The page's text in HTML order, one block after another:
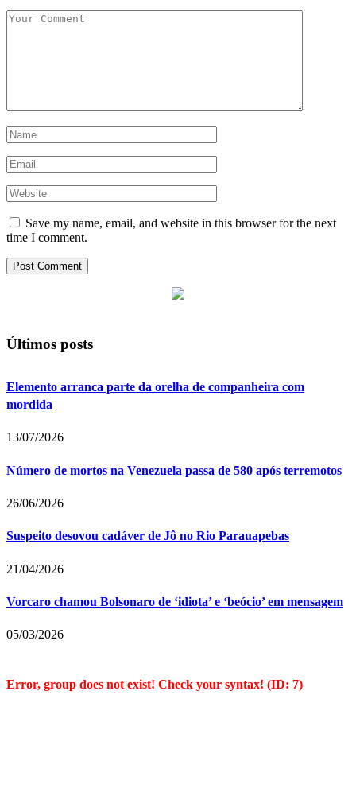
Save my name, email, and website in this browser for the next
time I comment.
Últimos posts
Elemento arranca parte da orelha de companheira com
mordida
13/07/2026
Número de mortos na Venezuela passa de 580 após terremotos
26/06/2026
Suspeito desovou cadáver de Jô no Rio Parauapebas
21/04/2026
Vorcaro chamou Bolsonaro de ‘idiota’ e ‘beócio’ em mensagem
05/03/2026
Error, group does not exist! Check your syntax! (ID: 7)